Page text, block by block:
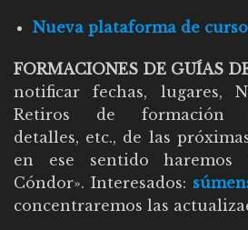
Nueva plataforma de
FORMACIONES DE GUÍAS
notificar fechas, lugares,
Retiros de formación
detalles, etc., de las
en ese sentido haremos
Cóndor». Interesados:
concentraremos las